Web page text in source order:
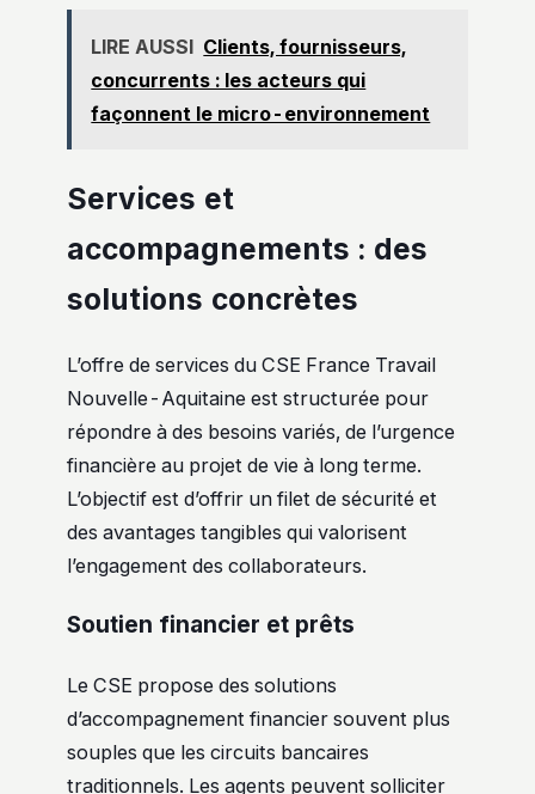
LIRE AUSSI Clients, fournisseurs,
concurrents : les acteurs qui
façonnent le micro-environnement
Services et
accompagnements : des
solutions concrètes
L’offre de services du CSE France Travail
Nouvelle-Aquitaine est structurée pour
répondre à des besoins variés, de l’urgence
financière au projet de vie à long terme.
L’objectif est d’offrir un filet de sécurité et
des avantages tangibles qui valorisent
l’engagement des collaborateurs.
Soutien financier et prêts
Le CSE propose des solutions
d’accompagnement financier souvent plus
souples que les circuits bancaires
traditionnels. Les agents peuvent solliciter